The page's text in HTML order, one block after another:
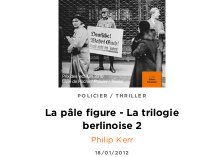
POLICIER / THRILLER
La pâle figure - La trilogie
berlinoise 2
Philip Kerr
18/01/2012